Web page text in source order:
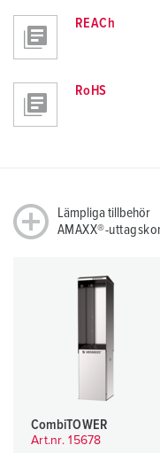
REACh
RoHS
Lämpliga tillbehör
AMAXX®-
CombiTOWER
Art.nr. 15678